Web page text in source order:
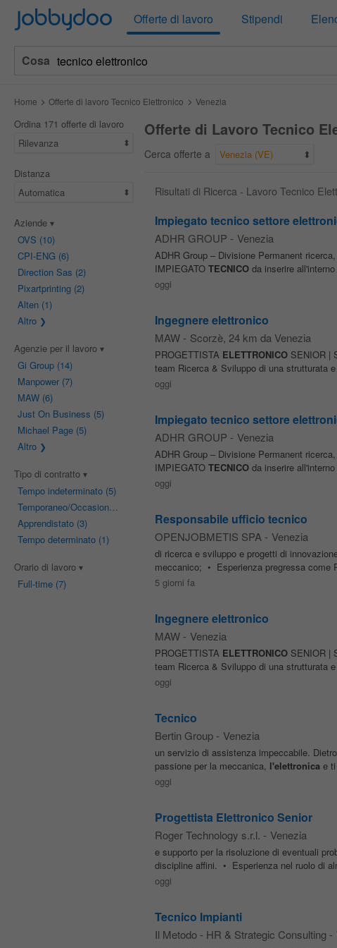
Jobbydoo Offerte di lavoro Stipendi
Cosa
Home Offerte di lavoro Tecnico Elettronico Venezia
Ordina 171 offerte di lavoro
Rilevanza
Distanza
Automatica
Aziende
OVS (10)
CPI-ENG (6)
Direction Sas (2)
Pixartprinting(2)
Alten(1)
Altro
Agenzie per il lavoro
Gi Group(14)
Manpower(7)
MAW(6)
Just On Business (5)
Michael Page(5)
Altro
Tipo di contratto
Tempo indeterminato(5)
Temporaneo/Occasionale
Apprendistato(3)
Tempo determinato(1)
Orario di lavoro
Full-time(7)
Offerte di Lavoro Tecnico
Cerca offerte a Venezia (VE)
Risultati di Ricerca - Lavoro Tecnico
Impiegato tecnico settore
ADHR GROUP - Venezia
ADHR Group – Divisione Permanent
IMPIEGATO TECNICOda inserire
oggi
Ingegnere elettronico
MAW - Scorzè, 24 km da Venezia
PROGETTISTA ELETTRONICOSENIOR |
team Ricerca & Sviluppo di una strutturata
oggi
Impiegato tecnico settore
ADHR GROUP - Venezia
ADHR Group – Divisione Permanent
IMPIEGATO TECNICOda inserire
oggi
Responsabile ufficio tecnico
OPENJOBMETIS SPA - Venezia
di ricerca e sviluppo e progetti di
meccanico; • Esperienza pregressa come
5 giorni fa
Ingegnere elettronico
MAW - Venezia
PROGETTISTA ELETTRONICOSENIOR |
team Ricerca & Sviluppo di una strutturata
oggi
Tecnico
Bertin Group - Venezia
un servizio di assistenza impeccabile.
passione per la meccanica, l'elettronicae ti
oggi
Progettista Elettronico Senior
Roger Technology s.r.l. - Venezia
e supporto per la risoluzione di eventuali
discipline affini. • Esperienza nel ruolo di
oggi
Tecnico Impianti
Il Metodo - HR & Strategic Consulting -